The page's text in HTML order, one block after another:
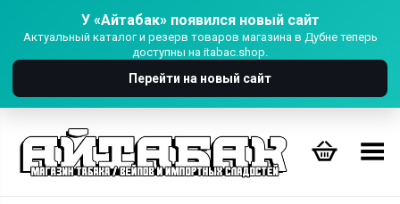
У «Айтабак» появился новый сайт
Актуальный каталог и резерв товаров магазина в Дубне теперь
доступны на itabac.shop.
Перейти на новый сайт
Переключить Меню